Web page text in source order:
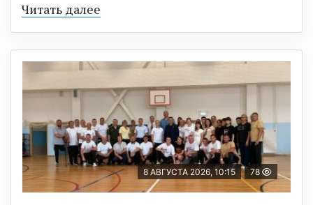
Читать далее
8 АВГУСТА 2026, 10:15 78